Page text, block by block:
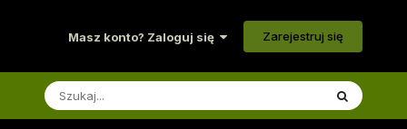
Masz konto? Zaloguj się Zarejestruj się